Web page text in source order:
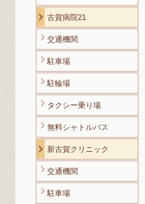
古賀病院21
交通機関
駐車場
駐輪場
タクシー乗り場
無料シャトルバス
新古賀クリニック
交通機関
駐車場